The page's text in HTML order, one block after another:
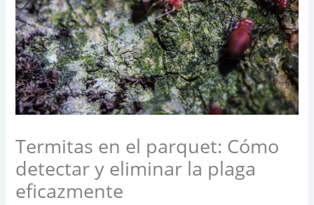
Termitas en el parquet: Cómo
detectar y eliminar la plaga
eficazmente